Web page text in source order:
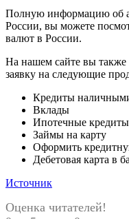
Полную информацию об
России, вы можете
валют в России.
На нашем сайте вы также
заявку на следующие
Кредиты
Вклады
Ипотечные кредиты
Займы на карту
Оформить
Дебетовая карта в
Источник
Оценка читателей!